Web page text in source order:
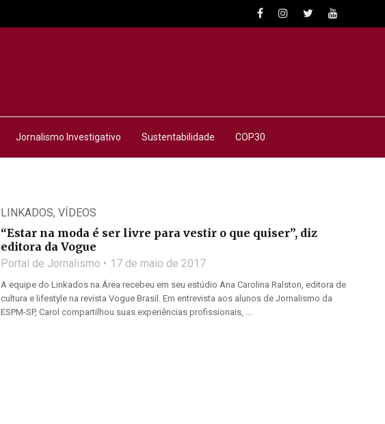
Jornalismo Investigativo Sustentabilidade COP30
LINKADOS, VÍDEOS
“Estar na moda é ser livre para vestir o que quiser”, diz
editora da Vogue
Portal de Jornalismo 17 de maio de 2017
A equipe do Linkados na Área recebeu em seu estúdio Ana Carolina Ralston, editora de
cultura e lifestyle na revista Vogue Brasil. Em entrevista aos alunos de Jornalismo da
ESPM-SP, Carol compartilhou suas experiências profissionais, ...